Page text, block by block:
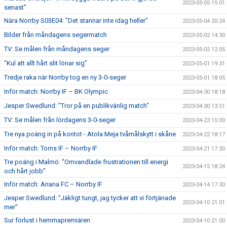
senast"
2023-05-05 15:01
Nära Norrby S03E04: "Det stannar inte idag heller" 2023-05-04 20:24
Bilder från måndagens segermatch 2023-05-02 14:30
TV: Se målen från måndagens seger 2023-05-02 12:05
"Kul att allt hårt slit lönar sig" 2023-05-01 19:31
Tredje raka när Norrby tog en ny 3-0-seger 2023-05-01 18:05
Inför match: Norrby IF – BK Olympic 2023-04-30 18:18
Jesper Swedlund: "Tror på en publikvänlig match" 2023-04-30 13:51
TV: Se målen från lördagens 3-0-seger 2023-04-23 15:00
Tre nya poäng in på kontot - Atola Meja tvåmålskytt i skåne 2023-04-22 18:17
Inför match: Torns IF – Norrby IF 2023-04-21 17:30
Tre poäng i Malmö: "Omvandlade frustrationen till energi
och hårt jobb"
2023-04-15 18:24
Inför match: Ariana FC – Norrby IF 2023-04-14 17:30
Jesper Swedlund: "Jäkligt tungt, jag tycker att vi förtjänade
mer"
2023-04-10 21:01
Sur förlust i hemmapremiären 2023-04-10 21:00